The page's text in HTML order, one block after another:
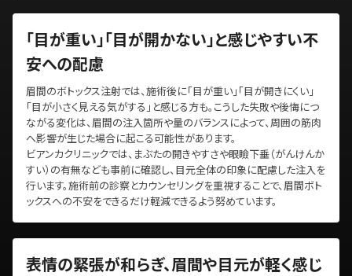
「目が重い」「目が開かない」と感じやすい不
安への配慮
眉間のボトックス注射では、施術後に「目が重い」「目が開きにくい」
「目が小さく見える気がする」と感じる方も。こうした失敗や後悔につ
ながる変化は、眉間の注入箇所や量のバランスによって、周囲の筋肉
へ影響が生じた場合に起こる可能性があります。
ビアンカクリニックでは、まぶたの開きやすさや眼瞼下垂（がんけんか
すい）の有無なども事前に確認し、目元全体の印象に配慮した注入を
行います。施術前の診察とカウンセリングを重視することで、眉間ボト
ックスへの不安をできるだけ軽減できるよう努めています。
表情の緊張が和らぎ、眉間や目元が軽く感じ